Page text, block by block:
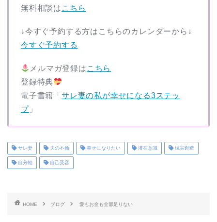
無料相談は こちら
↓今すぐ予約する方はこちらのカレンダーから↓
今すぐ予約する
メルマガ登録は こちら
登録特典
電子書籍「 サレ妻の私が幸せになる3ステッ
プ」
サレ妻 夫の不倫 幸せになりたい 潜在意識 現実創造
自分軸 自己受容
HOME ブログ 愛もお金も全部足りない